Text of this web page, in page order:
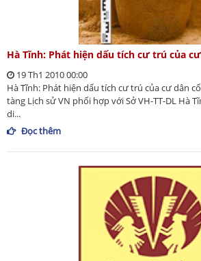
Hà Tĩnh: Phát hiện dấu tích cư trú của
19 Th1 2010 00:00
Hà Tĩnh: Phát hiện dấu tích cư trú của cư dân
tàng Lịch sử VN phối hợp với Sở VH-TT-DL Hà
di...
Đọc thêm